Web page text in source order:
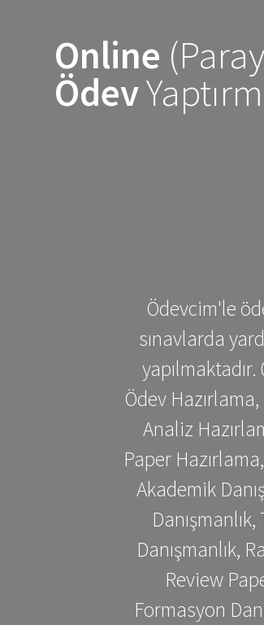
Online
Ödev
Ödevcim'le
sınavlarda
Ödev
Analiz
Paper
Akademik
Danışmanlık,
Review
Formasyon